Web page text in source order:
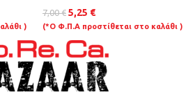
)
7,00€ 5,25 €
(*Ο Φ.Π.Α προστίθεται στο καλάθι )